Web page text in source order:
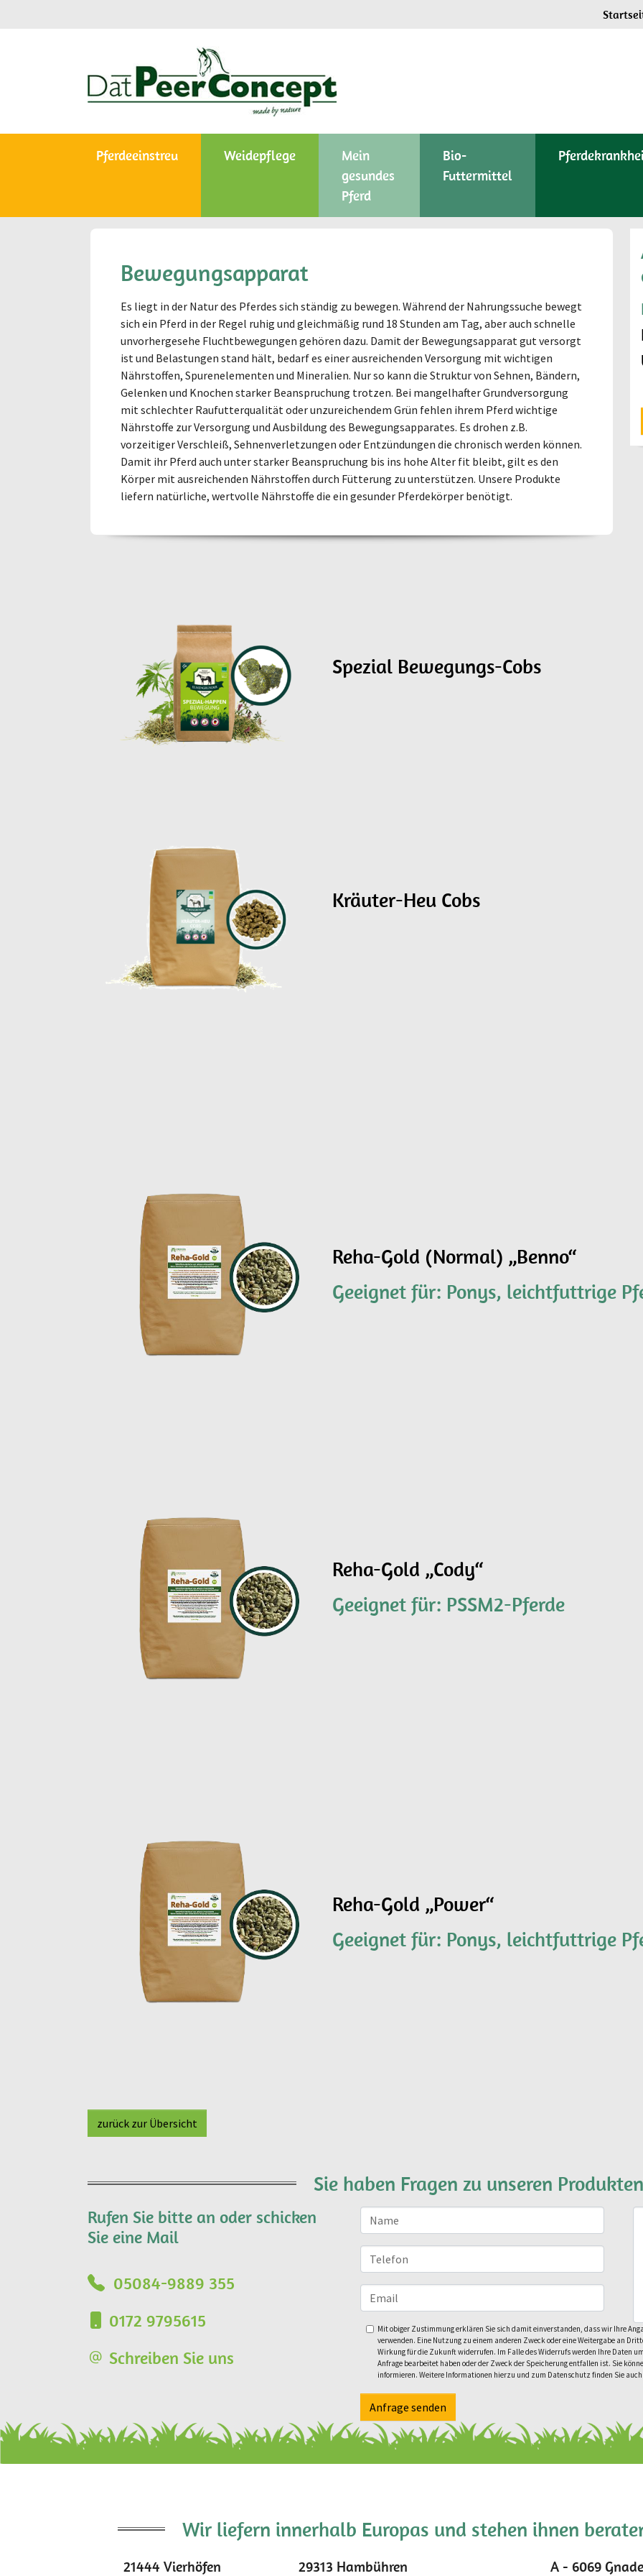
Pferdeeinstreu Weidepflege
Mein
gesundes
Pferd
Bio-
Futtermittel
Bewegungsapparat
Es liegt in der Natur des Pferdes sich ständig zu bewegen. Während der Nahrungssuche bewegt
sich ein Pferd in der Regel ruhig und gleichmäßig rund 18 Stunden am Tag, aber auch schnelle
unvorhergesehe Fluchtbewegungen gehören dazu. Damit der Bewegungsapparat gut versorgt
ist und Belastungen stand hält, bedarf es einer ausreichenden Versorgung mit wichtigen
Nährstoffen, Spurenelementen und Mineralien. Nur so kann die Struktur von Sehnen, Bändern,
Gelenken und Knochen starker Beanspruchung trotzen. Bei mangelhafter Grundversorgung
mit schlechter Raufutterqualität oder unzureichendem Grün fehlen ihrem Pferd wichtige
Nährstoffe zur Versorgung und Ausbildung des Bewegungsapparates. Es drohen z.B.
vorzeitiger Verschleiß, Sehnenverletzungen oder Entzündungen die chronisch werden können.
Damit ihr Pferd auch unter starker Beanspruchung bis ins hohe Alter fit bleibt, gilt es den
Körper mit ausreichenden Nährstoffen durch Fütterung zu unterstützen. Unsere Produkte
liefern natürliche, wertvolle Nährstoffe die ein gesunder Pferdekörper benötigt.
Spezial Bewegungs-Cobs
Kräuter-Heu Cobs
Reha-Gold (Normal) „Benno“
Geeignet für: Ponys, leichtfuttrige
Reha-Gold „Cody“
Geeignet für: PSSM2-Pferde
Reha-Gold „Power“
Geeignet für: Ponys, leichtfuttrige
zurück zur Übersicht
Sie haben Fragen zu unseren
Rufen Sie bitte an oder schicken
Sie eine Mail
05084-9889 355
0172 9795615
Schreiben Sie uns
Mit obiger Zustimmung erklären Sie sich damit einverstanden, dass wir Ihre
verwenden. Eine Nutzung zu einem anderen Zweck oder eine Weitergabe an
Wirkung für die Zukunft widerrufen. Im Falle des Widerrufs werden Ihre Daten
Anfrage bearbeitet haben oder der Zweck der Speicherung entfallen ist. Sie
informieren. Weitere Informationen hierzu und zum Datenschutz finden Sie
Anfrage senden
Wir liefern innerhalb Europas und stehen ihnen
21444 Vierhöfen 29313 Hambühren A - 6069